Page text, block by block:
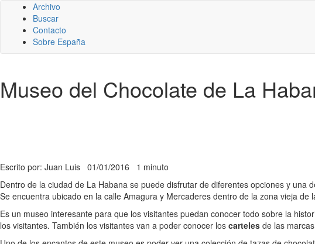
Archivo
Buscar
Contacto
Sobre España
Museo del Chocolate de La
Escrito por: Juan Luis 01/01/2016 1 minuto
Dentro de la ciudad de La Habana se puede disfrutar de diferentes opciones y una
Se encuentra ubicado en la calle Amagura y Mercaderes dentro de la zona vieja de
Es un museo interesante para que los visitantes puedan conocer todo sobre la
los visitantes. También los visitantes van a poder conocer los carteles de las